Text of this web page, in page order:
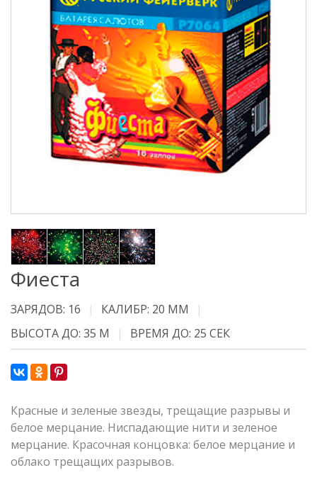
Фиеста
ЗАРЯДОВ: 16
КАЛИБР: 20 ММ
ВЫСОТА ДО: 35 М
ВРЕМЯ ДО: 25 СЕК
Красные и зеленые звезды, трещащие разрывы и
белое мерцание. Ниспадающие нити и зеленое
мерцание. Красочная концовка: белое мерцание и
облако трещащих разрывов.